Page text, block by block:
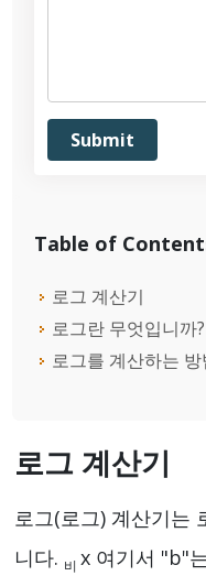
Table of
로그 계산기
로그란 무엇입니까?
로그를 계산하는 방
로그 계산기
로그(로그) 계산기는
니다. 비 x 여기서 "b"